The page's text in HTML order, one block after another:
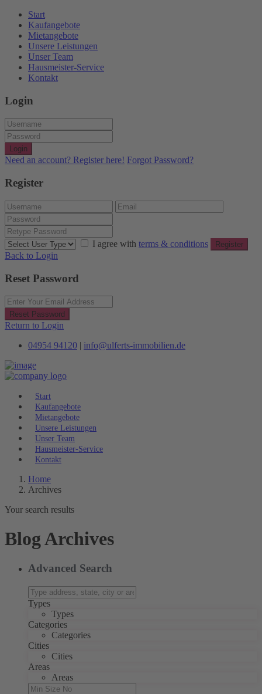
Start
Kaufangebote
Mietangebote
Unsere Leistungen
Unser Team
Hausmeister-Service
Kontakt
Login
Login
Need an account? Register here! Forgot Password?
Register
I agree with terms & conditions Register
Back to Login
Reset Password
Reset Password
Return to Login
04954 94120 | info@ulferts-immobilien.de
Start
Kaufangebote
Mietangebote
Unsere Leistungen
Unser Team
Hausmeister-Service
Kontakt
Home
Archives
Your search results
Blog Archives
Advanced Search
Types
Types
Categories
Categories
Cities
Cities
Areas
Areas